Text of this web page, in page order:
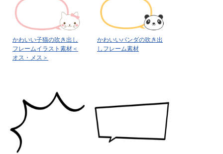
かわいい子猫の吹き出し
フレームイラスト素材＜
オス・メス＞
かわいいパンダの吹き出
しフレーム素材